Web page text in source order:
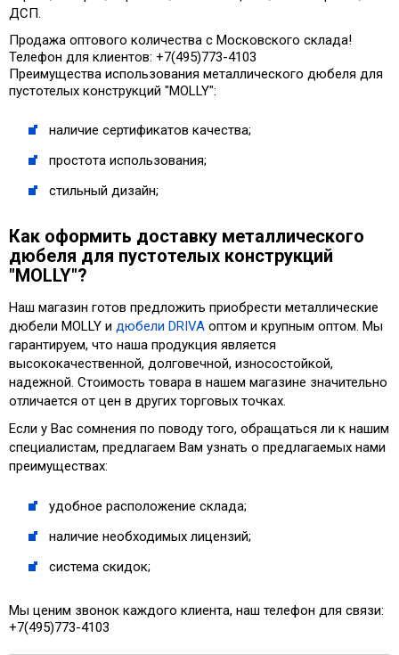
ДСП.
Продажа оптового количества с Московского склада!
Телефон для клиентов: +7(495)773-4103
Преимущества использования металлического дюбеля для
пустотелых конструкций "MOLLY":
наличие сертификатов качества;
простота использования;
стильный дизайн;
Как оформить доставку металлического
дюбеля для пустотелых конструкций
"MOLLY"?
Наш магазин готов предложить приобрести металлические
дюбели MOLLY и дюбели DRIVA оптом и крупным оптом. Мы
гарантируем, что наша продукция является
высококачественной, долговечной, износостойкой,
надежной. Стоимость товара в нашем магазине значительно
отличается от цен в других торговых точках.
Если у Вас сомнения по поводу того, обращаться ли к нашим
специалистам, предлагаем Вам узнать о предлагаемых нами
преимуществах:
удобное расположение склада;
наличие необходимых лицензий;
система скидок;
Мы ценим звонок каждого клиента, наш телефон для связи:
+7(495)773-4103